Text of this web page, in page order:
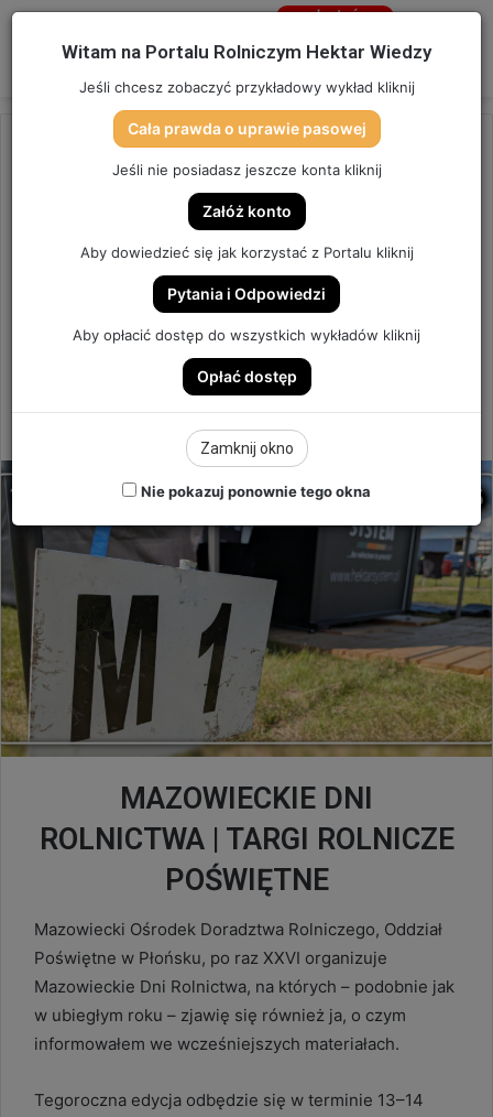
Menu
Jesteś
Strona główna/OSTATNIO DODANE
MAZOWIECKIE DNI
ROLNICTWA | TARGI ROLNICZE
POŚWIĘTNE 2026
TARGI ROLNICZE
an
MAZOWIECKIE DNI
ROLNICTWA | TARGI ROLNICZE
POŚWIĘTNE
Mazowiecki Ośrodek Doradztwa Rolniczego, Oddział
Poświętne w Płońsku, po raz XXVI organizuje
Mazowieckie Dni Rolnictwa, na których – podobnie jak
w ubiegłym roku – zjawię się również ja, o czym
informowałem we wcześniejszych materiałach.
Tegoroczna edycja odbędzie się w terminie 13–14
Witam na Portalu Rolniczym Hektar Wiedzy
Jeśli chcesz zobaczyć przykładowy wykład kliknij
Cała prawda o uprawie pasowej
Jeśli nie posiadasz jeszcze konta kliknij
Załóż konto
Aby dowiedzieć się jak korzystać z Portalu kliknij
Pytania i Odpowiedzi
Aby opłacić dostęp do wszystkich wykładów kliknij
Opłać dostęp
Zamknij okno
Nie pokazuj ponownie tego okna